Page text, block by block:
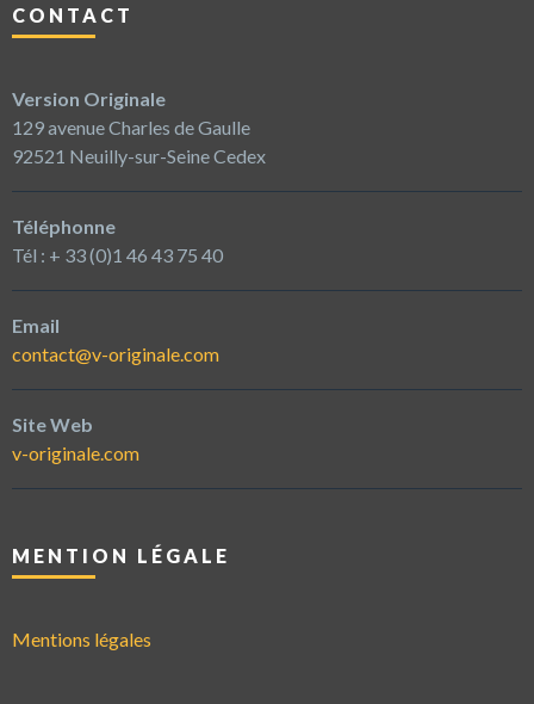
CONTACT
Version Originale
129 avenue Charles de Gaulle
92521 Neuilly-sur-Seine Cedex
Téléphonne
Tél : + 33 (0)1 46 43 75 40
Email
contact@v-originale.com
Site Web
v-originale.com
MENTION LÉGALE
Mentions légales